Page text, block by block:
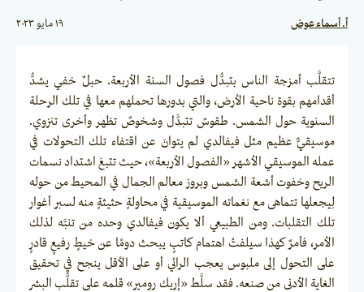
أ. أسماء عوض ١٩ مايو ٢٠٢٣
تتقلَّب أمزجة الناس بتبدُّل فصول السنة الأربعة. حبلٌ خفي يشدُّ
أقدامهم بقوة ناحية الأرض، والتي بدورها تحملهم معها في تلك الرحلة
السنوية حول الشمس. طقوسٌ تتبدَّل وشخوصٌ تظهر وأخرى تنزوي.
موسيقيٌّ عظيم مثل فيفالدي لم يتوانَ عن اقتفاء تلك التحولات في
عمله الموسيقي الأشهر «الفصول الأربعة»، حيث تتبعَ اشتداد نسمات
الريح وخفوت أشعة الشمس وبروز معالم الجمال في المحيط من حوله
لِيجعلها تتماهى مع نغماته الموسيقية في محاولةٍ حثيثةٍ منه لسبر أغوار
تلك التقلبات. ومن الطبيعي ألا يكون فيفالدي وحده من تنبَّه لذلك
الأمر، فأمرٌ كهذا سيلفتُ اهتمام كاتبٍ يبحث دومًا عن خيطٍ رفيعٍ قادرٍ
على التحول إلى ملبوس يعجب الرائي أو على الأقل ينجح في تحقيق
الغاية الأدنى من صنعه. فقد سلَّط «إريك رومير» قلمه على تقلُّب البشر